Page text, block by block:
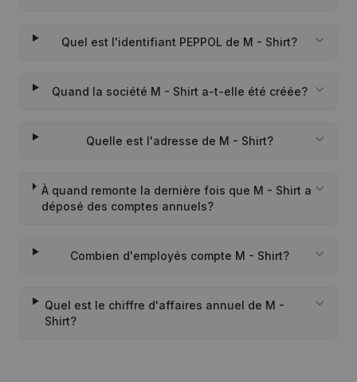
Quel est l'identifiant PEPPOL de M - Shirt?
Quand la société M - Shirt a-t-elle été créée?
Quelle est l'adresse de M - Shirt?
À quand remonte la dernière fois que M - Shirt a
déposé des comptes annuels?
Combien d'employés compte M - Shirt?
Quel est le chiffre d'affaires annuel de M -
Shirt?